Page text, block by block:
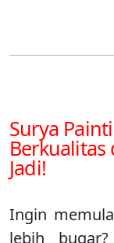
Surya
Berkualitas
Jadi!
Ingin
lebih